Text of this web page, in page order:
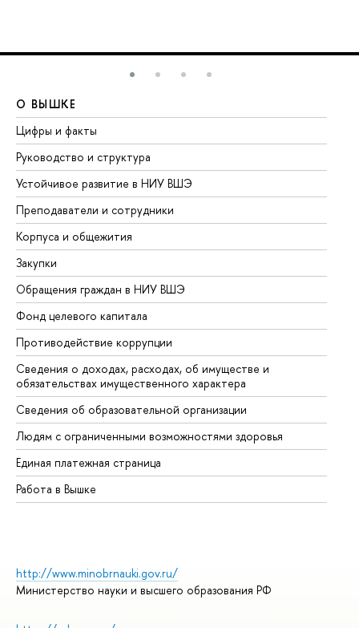
О ВЫШКЕ
Цифры и факты
Руководство и структура
Устойчивое развитие в НИУ ВШЭ
Преподаватели и сотрудники
Корпуса и общежития
Закупки
Обращения граждан в НИУ ВШЭ
Фонд целевого капитала
Противодействие коррупции
Сведения о доходах, расходах, об имуществе и
обязательствах имущественного характера
Сведения об образовательной организации
Людям с ограниченными возможностями здоровья
Единая платежная страница
Работа в Вышке
http://www.minobrnauki.gov.ru/
Министерство науки и высшего образования РФ